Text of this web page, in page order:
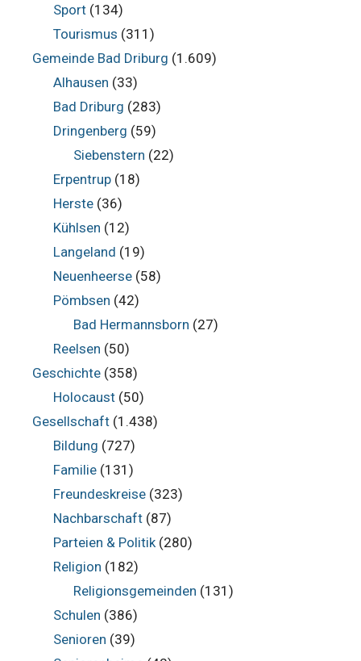
Sport(134)
Tourismus (311)
Gemeinde Bad Driburg (1.609)
Alhausen (33)
Bad Driburg (283)
Dringenberg (59)
Siebenstern (22)
Erpentrup(18)
Herste(36)
Kühlsen (12)
Langeland (19)
Neuenheerse(58)
Pömbsen (42)
Bad Hermannsborn (27)
Reelsen (50)
Geschichte (358)
Holocaust(50)
Gesellschaft (1.438)
Bildung (727)
Familie(131)
Freundeskreise(323)
Nachbarschaft(87)
Parteien & Politik(280)
Religion (182)
Religionsgemeinden (131)
Schulen (386)
Senioren (39)